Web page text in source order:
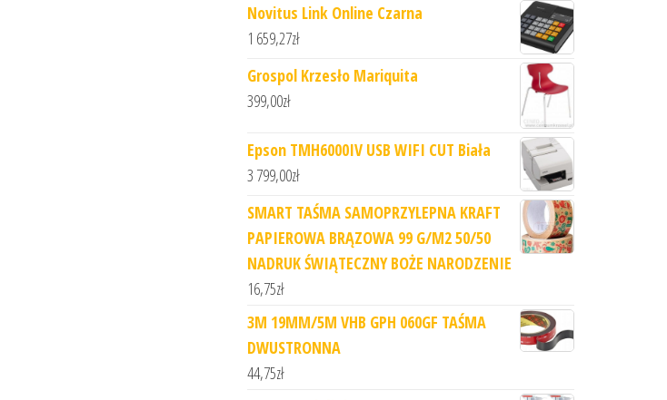
Novitus Link Online Czarna
1 659,27zł
Grospol Krzesło Mariquita
399,00zł
Epson TMH6000IV USB WIFI CUT Biała
3 799,00zł
SMART TAŚMA SAMOPRZYLEPNA KRAFT
PAPIEROWA BRĄZOWA 99 G/M2 50/50
NADRUK ŚWIĄTECZNY BOŻE NARODZENIE
16,75zł
3M 19MM/5M VHB GPH 060GF TAŚMA
DWUSTRONNA
44,75zł